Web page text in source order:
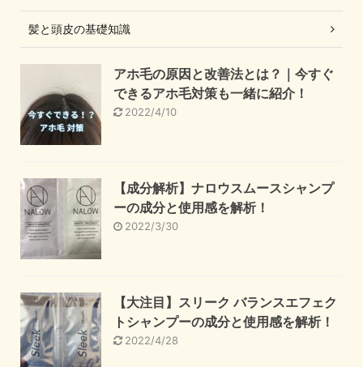
髪と頭皮の基礎知識
アホ毛の原因と改善法とは？｜今すぐ
できるアホ毛対策も一緒に紹介！
2022/4/10
【成分解析】ナロウスムースシャンプ
ーの成分と使用感を解析！
2022/3/30
【大注目】スリーク バランスエフェク
トシャンプーの成分と使用感を解析！
2022/4/28